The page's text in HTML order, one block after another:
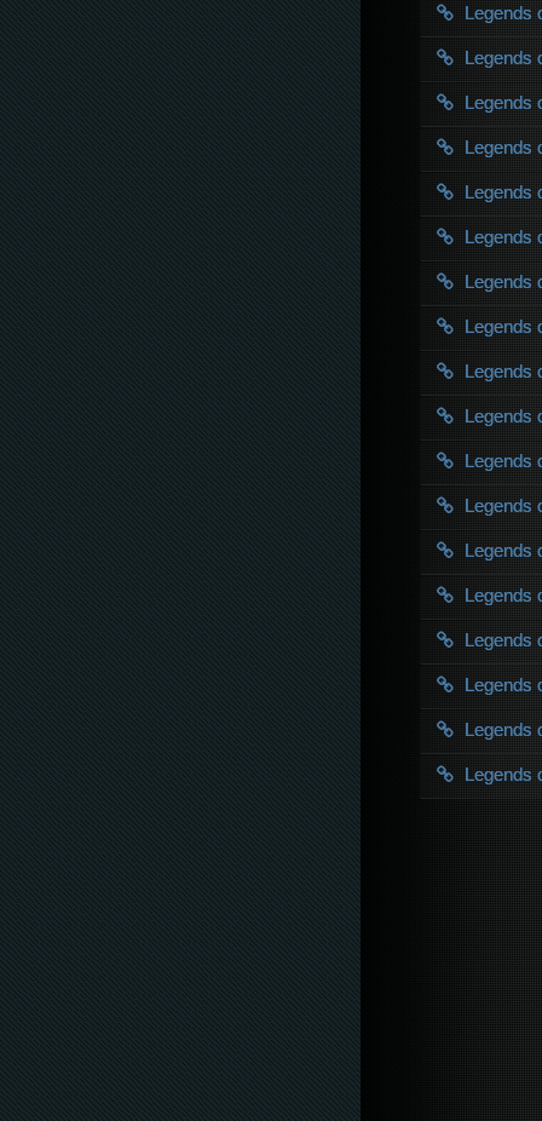
Legends
Legends
Legends
Legends
Legends
Legends
Legends
Legends
Legends
Legends
Legends
Legends
Legends
Legends
Legends
Legends
Legends
Legends